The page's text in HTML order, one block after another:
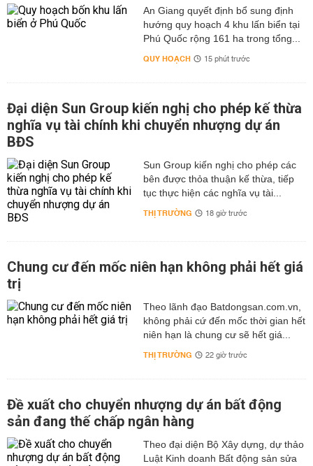
An Giang quyết định bổ sung định
hướng quy hoạch 4 khu lấn biển tại
Phú Quốc rộng 161 ha trong tổng...
QUY HOẠCH 15 phút trước
Đại diện Sun Group kiến nghị cho phép kế thừa
nghĩa vụ tài chính khi chuyển nhượng dự án
BĐS
Sun Group kiến nghị cho phép các
bên được thỏa thuận kế thừa, tiếp
tục thực hiện các nghĩa vụ tài...
THỊ TRƯỜNG 18 giờ trước
Chung cư đến mốc niên hạn không phải hết giá
trị
Theo lãnh đạo Batdongsan.com.vn,
không phải cứ đến mốc thời gian hết
niên hạn là chung cư sẽ hết giá...
THỊ TRƯỜNG 22 giờ trước
Đề xuất cho chuyển nhượng dự án bất động
sản đang thế chấp ngân hàng
Theo đại diện Bộ Xây dựng, dự thảo
Luật Kinh doanh Bất động sản sửa